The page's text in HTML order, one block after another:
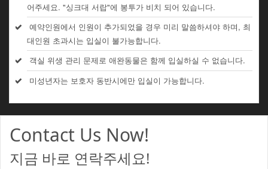
어주세요. "싱크대 서랍"에 봉투가 비치 되어 있습니다.
예약인원에서 인원이 추가되었을 경우 미리 말씀하셔야 하며, 최
대인원 초과시는 입실이 불가능합니다.
객실 위생 관리 문제로 애완동물은 함께 입실하실 수 없습니다.
미성년자는 보호자 동반시에만 입실이 가능합니다.
Contact Us Now!
지금 바로 연락주세요!